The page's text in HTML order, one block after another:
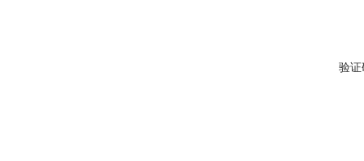
验